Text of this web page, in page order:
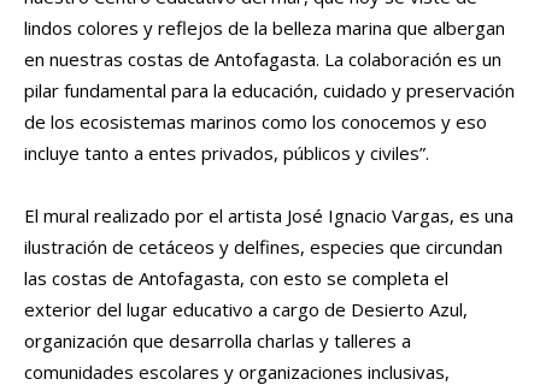
lindos colores y reflejos de la belleza marina que albergan
en nuestras costas de Antofagasta. La colaboración es un
pilar fundamental para la educación, cuidado y preservación
de los ecosistemas marinos como los conocemos y eso
incluye tanto a entes privados, públicos y civiles”.
El mural realizado por el artista José Ignacio Vargas, es una
ilustración de cetáceos y delfines, especies que circundan
las costas de Antofagasta, con esto se completa el
exterior del lugar educativo a cargo de Desierto Azul,
organización que desarrolla charlas y talleres a
comunidades escolares y organizaciones inclusivas,